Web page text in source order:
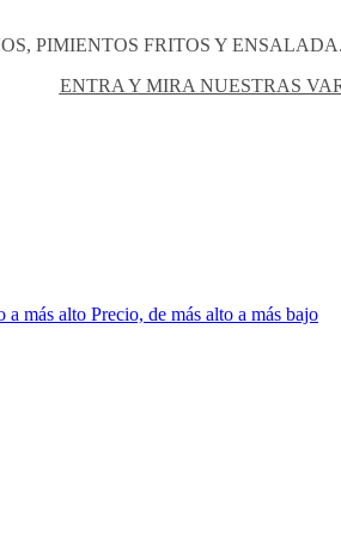
PIMIENTOS FRITOS Y
ENTRA Y MIRA NUESTRAS
a más alto Precio, de más alto a más bajo